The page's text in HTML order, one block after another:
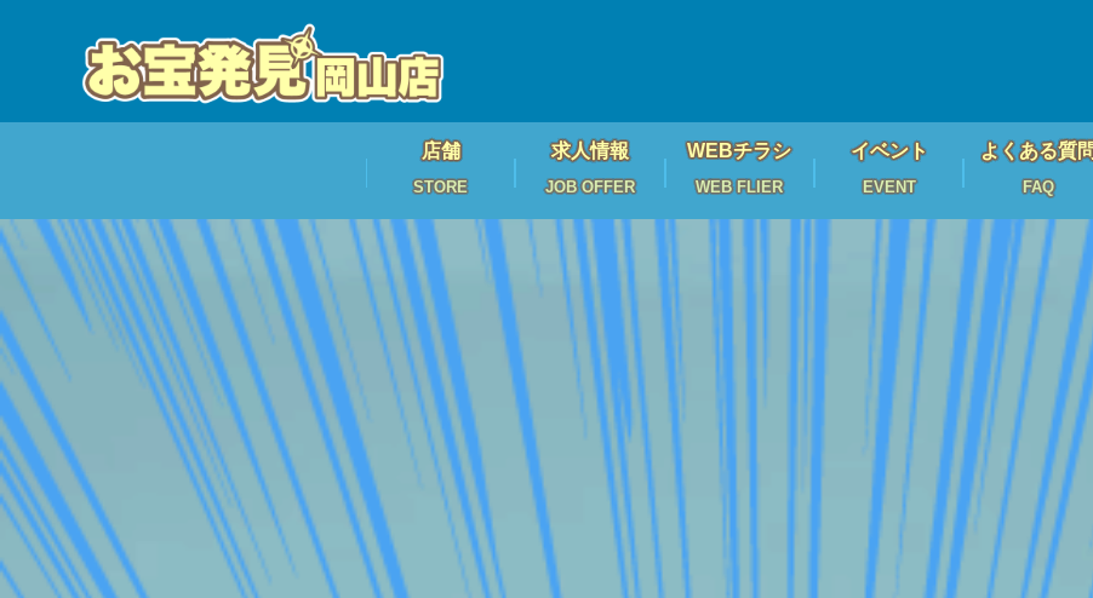
店舗
STORE
求人情報
JOB OFFER
WEBチラシ
WEB FLIER
イベント
EVENT
よくある質問
FAQ